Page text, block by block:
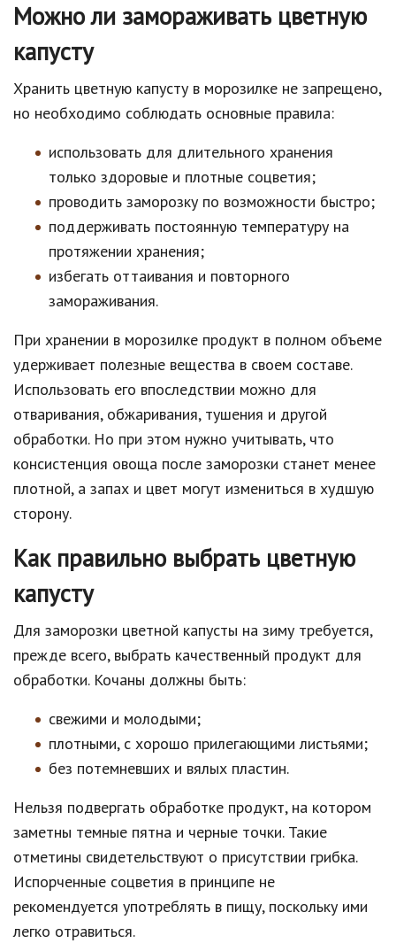
Можно ли замораживать цветную
капусту
Хранить цветную капусту в морозилке не запрещено,
но необходимо соблюдать основные правила:
использовать для длительного хранения
только здоровые и плотные соцветия;
проводить заморозку по возможности быстро;
поддерживать постоянную температуру на
протяжении хранения;
избегать оттаивания и повторного
замораживания.
При хранении в морозилке продукт в полном объеме
удерживает полезные вещества в своем составе.
Использовать его впоследствии можно для
отваривания, обжаривания, тушения и другой
обработки. Но при этом нужно учитывать, что
консистенция овоща после заморозки станет менее
плотной, а запах и цвет могут измениться в худшую
сторону.
Как правильно выбрать цветную
капусту
Для заморозки цветной капусты на зиму требуется,
прежде всего, выбрать качественный продукт для
обработки. Кочаны должны быть:
свежими и молодыми;
плотными, с хорошо прилегающими листьями;
без потемневших и вялых пластин.
Нельзя подвергать обработке продукт, на котором
заметны темные пятна и черные точки. Такие
отметины свидетельствуют о присутствии грибка.
Испорченные соцветия в принципе не
рекомендуется употреблять в пищу, поскольку ими
легко отравиться.